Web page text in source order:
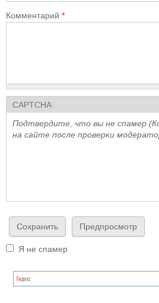
Комментарий *
CAPTCHA
Подтвердите, что вы не спамер
на сайте после проверки
Я не спамер
Я спамер